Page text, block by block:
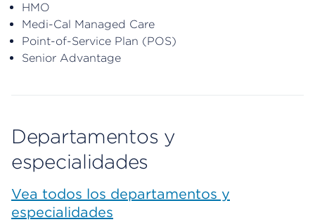
HMO
Medi-Cal Managed Care
Point-of-Service Plan (POS)
Senior Advantage
Departamentos y
especialidades
Vea todos los departamentos y
especialidades